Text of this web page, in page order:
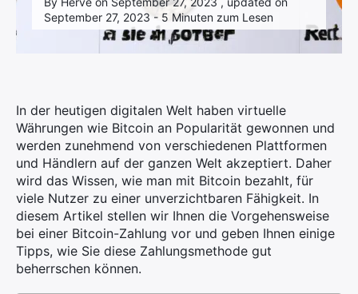
September 27, 2023 - 5 Minuten zum Lesen
In der heutigen digitalen Welt haben virtuelle
Währungen wie Bitcoin an Popularität gewonnen und
werden zunehmend von verschiedenen Plattformen
und Händlern auf der ganzen Welt akzeptiert. Daher
wird das Wissen, wie man mit Bitcoin bezahlt, für
viele Nutzer zu einer unverzichtbaren Fähigkeit. In
diesem Artikel stellen wir Ihnen die Vorgehensweise
bei einer Bitcoin-Zahlung vor und geben Ihnen einige
Tipps, wie Sie diese Zahlungsmethode gut
beherrschen können.